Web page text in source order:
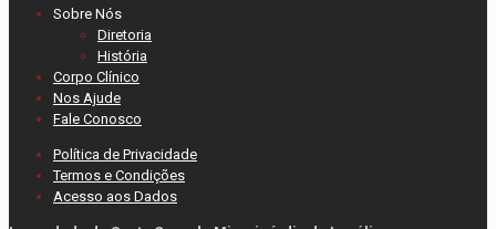
Sobre Nós
Diretoria
História
Corpo Clínico
Nos Ajude
Fale Conosco
Política de Privacidade
Termos e Condições
Acesso aos Dados